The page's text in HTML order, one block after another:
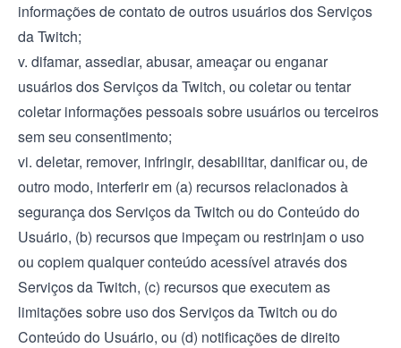
informações de contato de outros usuários dos Serviços
da Twitch;
v. difamar, assediar, abusar, ameaçar ou enganar
usuários dos Serviços da Twitch, ou coletar ou tentar
coletar informações pessoais sobre usuários ou terceiros
sem seu consentimento;
vi. deletar, remover, infringir, desabilitar, danificar ou, de
outro modo, interferir em (a) recursos relacionados à
segurança dos Serviços da Twitch ou do Conteúdo do
Usuário, (b) recursos que impeçam ou restrinjam o uso
ou copiem qualquer conteúdo acessível através dos
Serviços da Twitch, (c) recursos que executem as
limitações sobre uso dos Serviços da Twitch ou do
Conteúdo do Usuário, ou (d) notificações de direito